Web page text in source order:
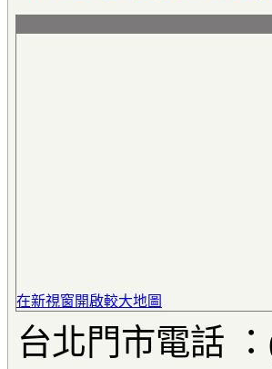
在新視窗開啟較大地圖
台北門市電話 ：